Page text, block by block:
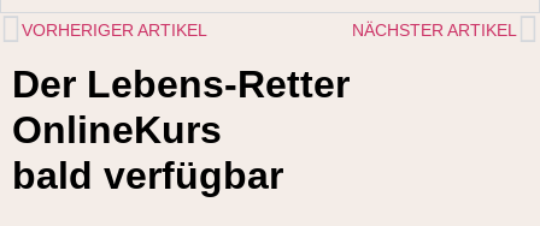
VORHERIGER ARTIKEL NÄCHSTER ARTIKEL
Der Lebens-Retter
OnlineKurs
bald verfügbar